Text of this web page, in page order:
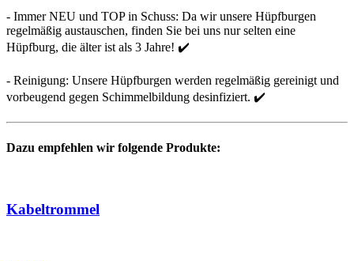
- Immer NEU und TOP in Schuss: Da wir unsere Hüpfburgen
regelmäßig austauschen, finden Sie bei uns nur selten eine
Hüpfburg, die älter ist als 3 Jahre! ✔️
- Reinigung: Unsere Hüpfburgen werden regelmäßig gereinigt und
vorbeugend gegen Schimmelbildung desinfiziert. ✔️
Dazu empfehlen wir folgende Produkte:
Kabeltrommel